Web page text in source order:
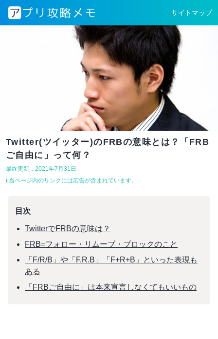
サイトマップ
Twitter(ツイッター)のFRBの意味とは？「FRB
ご自由に」って何？
最終更新：2021年7月31日
ℹ︎ 当ページ内のリンクには広告が含まれています。
目次
TwitterでFRBの意味は？
FRB=フォロー・リムーブ・ブロックのこと
「F/R/B」や「F.R.B」「F+R+B」といった表現も
ある
「FRBご自由に」は本来宣言しなくてもいいもの